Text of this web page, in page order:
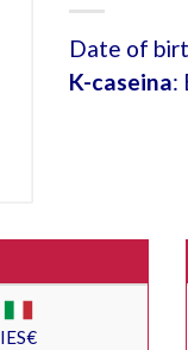
Date of
K-caseina:
IES€